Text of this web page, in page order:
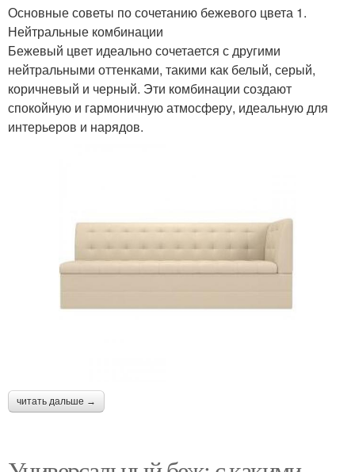
Основные советы по сочетанию бежевого цвета 1.
Нейтральные комбинации
Бежевый цвет идеально сочетается с другими
нейтральными оттенками, такими как белый, серый,
коричневый и черный. Эти комбинации создают
спокойную и гармоничную атмосферу, идеальную для
интерьеров и нарядов.
читать дальше →